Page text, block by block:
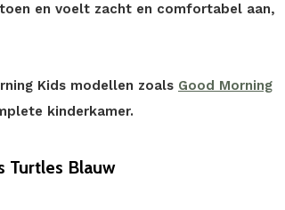
en voelt zacht en comfortabel aan,
Kids modellen zoals Good Morning
kinderkamer.
Turtles Blauw